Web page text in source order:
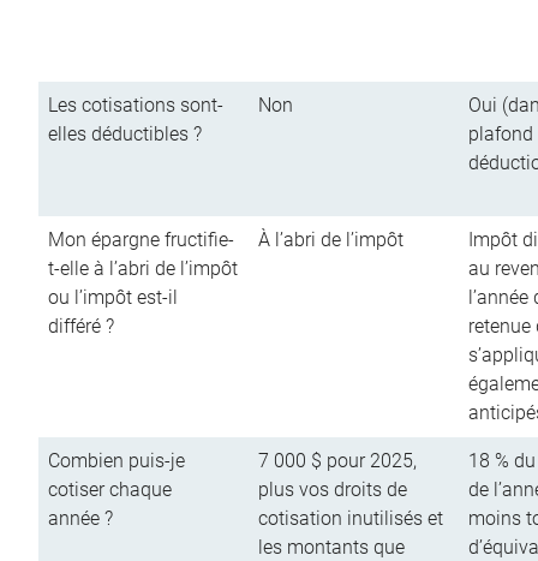
Les cotisations sont-
elles déductibles ?
Non
Oui
plafond
Mon épargne fructifie-
t-elle à l’abri de l’impôt
ou l’impôt est-il
différé ?
À l’abri de l’impôt
Impôt
au
retenue
Combien puis-je
cotiser chaque
année ?
7 000 $ pour 2025,
plus vos droits de
cotisation inutilisés et
les montants que
18 %
de
moins